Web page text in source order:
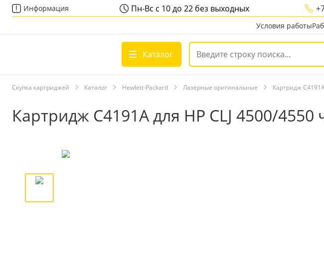
Информация Пн-Вс с 10 до 22 без выходных
Условия работы
Каталог
Скупка картриджей Каталог Hewlett-Packard Лазерные оригинальные Картридж
Картридж C4191A для HP CLJ 4500/